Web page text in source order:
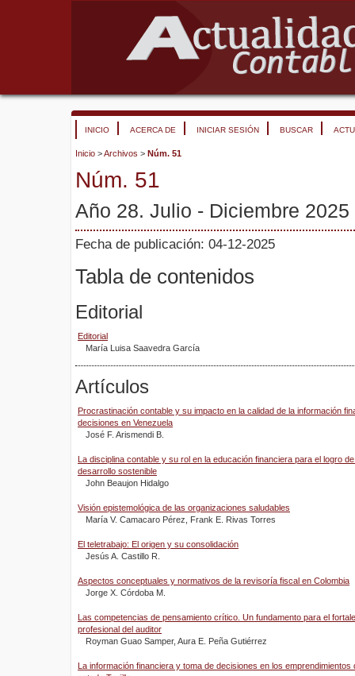
INICIO ACERCA DE INICIAR SESIÓN BUSCAR
Inicio >Archivos > Núm. 51
Núm. 51
Año 28. Julio - Diciembre 2025
Fecha de publicación: 04-12-2025
Tabla de contenidos
Editorial
Editorial
María Luisa Saavedra García
Artículos
Procrastinación contable y su impacto en la calidad de la información
decisiones en Venezuela
José F. Arismendi B.
La disciplina contable y su rol en la educación financiera para el logro
desarrollo sostenible
John Beaujon Hidalgo
Visión epistemológica de las organizaciones saludables
María V. Camacaro Pérez, Frank E. Rivas Torres
El teletrabajo: El origen y su consolidación
Jesús A. Castillo R.
Aspectos conceptuales y normativos de la revisoría fiscal en Colombia
Jorge X. Córdoba M.
Las competencias de pensamiento crítico. Un fundamento para el
profesional del auditor
Royman Guao Samper, Aura E. Peña Gutiérrez
La información financiera y toma de decisiones en los emprendimientos